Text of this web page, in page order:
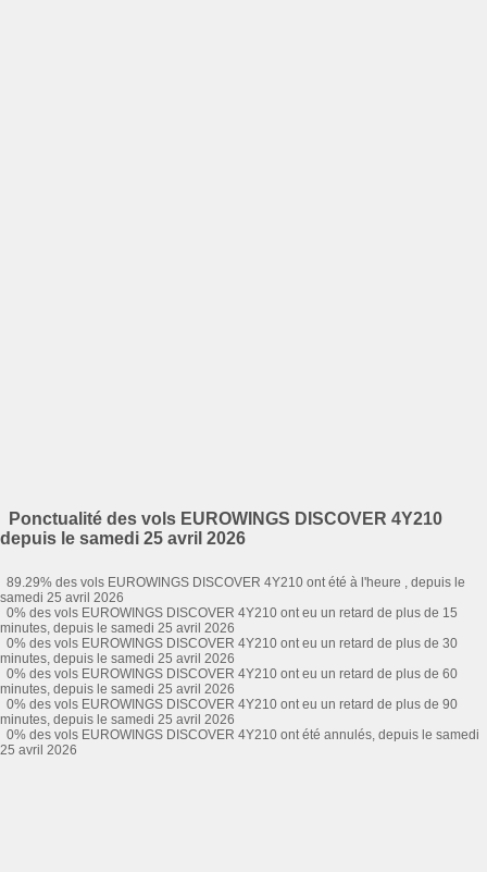
Ponctualité des vols EUROWINGS DISCOVER 4Y210
depuis le samedi 25 avril 2026
89.29% des vols EUROWINGS DISCOVER 4Y210 ont été à l'heure , depuis le
samedi 25 avril 2026
0% des vols EUROWINGS DISCOVER 4Y210 ont eu un retard de plus de 15
minutes, depuis le samedi 25 avril 2026
0% des vols EUROWINGS DISCOVER 4Y210 ont eu un retard de plus de 30
minutes, depuis le samedi 25 avril 2026
0% des vols EUROWINGS DISCOVER 4Y210 ont eu un retard de plus de 60
minutes, depuis le samedi 25 avril 2026
0% des vols EUROWINGS DISCOVER 4Y210 ont eu un retard de plus de 90
minutes, depuis le samedi 25 avril 2026
0% des vols EUROWINGS DISCOVER 4Y210 ont été annulés, depuis le samedi
25 avril 2026